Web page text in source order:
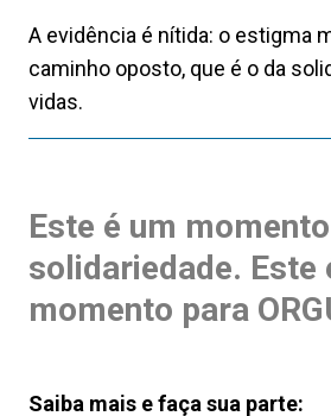
A evidência é nítida: o estigma
caminho oposto, que é o da
vidas.
Este é um
solidariedade. Este
momento para
Saiba mais e faça sua parte: